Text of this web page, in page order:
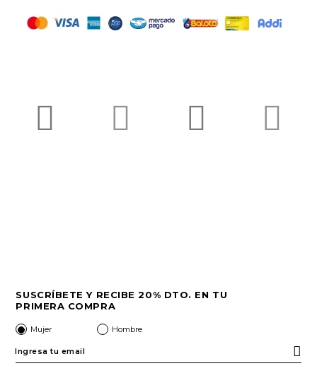
SUSCRÍBETE Y RECIBE 20% DTO. EN TU
PRIMERA COMPRA
Mujer Hombre